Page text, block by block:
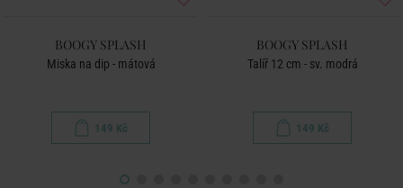
BOOGY SPLASH
Miska na dip - mátová
149 Kč
BOOGY SPLASH
Talíř 12 cm - sv. modrá
149 Kč